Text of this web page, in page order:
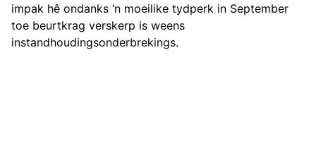
impak hê ondanks ‘n moeilike tydperk in September
toe beurtkrag verskerp is weens
instandhoudingsonderbrekings.